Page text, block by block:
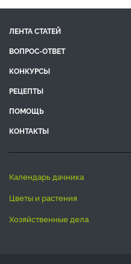
ЛЕНТА СТАТЕЙ
ВОПРОС-ОТВЕТ
КОНКУРСЫ
РЕЦЕПТЫ
ПОМОЩЬ
КОНТАКТЫ
календарь дачника
цветы и растения
хозяйственные дела